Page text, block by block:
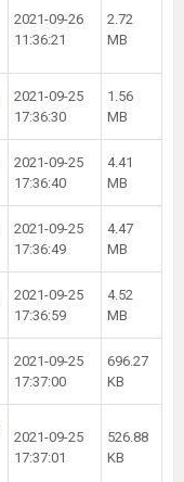
2021-09-26
11:36:21
2.72
MB
2021-09-25
17:36:30
1.56
MB
2021-09-25
17:36:40
4.41
MB
2021-09-25
17:36:49
4.47
MB
2021-09-25
17:36:59
4.52
MB
2021-09-25
17:37:00
696.27
KB
2021-09-25
17:37:01
526.88
KB